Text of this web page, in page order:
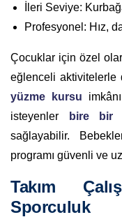
İleri Seviye:
Profesyonel: Hız,
Çocuklar için özel
eğlenceli aktivitelerle
yüzme kursu
isteyenler
bire bir
sağlayabilir.
programı güvenli ve
Takım
Sporculuk